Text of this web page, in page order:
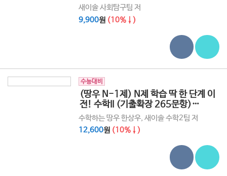
새이솔 사회탐구팀 저
9,900원 (10%↓)
수능대비
(땅우 N-1제) N제 학습 딱 한 단계 이
전! 수학II (기출확장 265문항)
(2026년용)
수학하는 땅우 한상우, 새이솔 수학2팀 저
12,600원 (10%↓)